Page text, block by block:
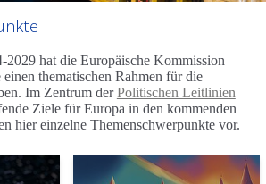
2029 hat die Europäische Kommission
thematischen Rahmen für die
Im Zentrum derPolitischen Leitlinien
Ziele für Europa in den kommenden
hier einzelne Themenschwerpunkte vor.